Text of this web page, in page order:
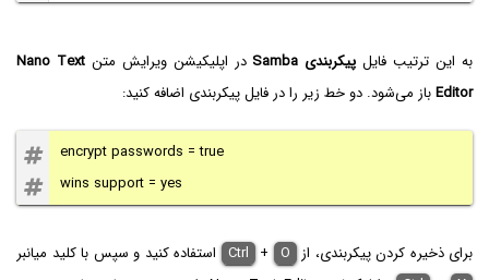
به این ترتیب فایل پیکربندی Samba در اپلیکیشن ویرایش متنNano Text
Editorباز می‌شود. دو خط زیر را در فایل پیکربندی اضافه کنید:
encrypt passwords = true
wins support = yes
برای ذخیره کردن پیکربندی، از Ctrl + O
استفاده کنید و سپس با کلید میانبر